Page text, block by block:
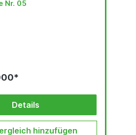
Nr. 05
Details
hinzufügen